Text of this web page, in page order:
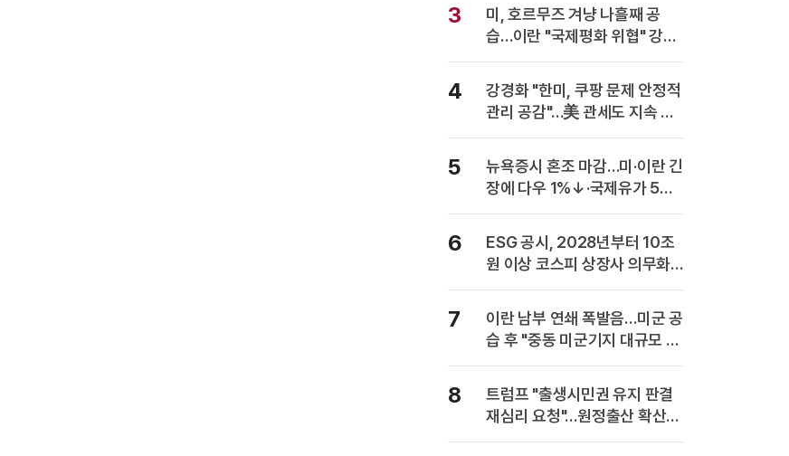
3
미, 호르무즈 겨냥 나흘째 공
습…이란 "국제평화 위협" 강력
반발
4
강경화 "한미, 쿠팡 문제 안정적
관리 공감"…美 관세도 지속 협
의
5
뉴욕증시 혼조 마감…미·이란 긴
장에 다우 1%↓·국제유가 5%
급등
6
ESG 공시, 2028년부터 10조
원 이상 코스피 상장사 의무화…
사업보고서에 담는다
7
이란 남부 연쇄 폭발음…미군 공
습 후 "중동 미군기지 대규모 보
복" 경고
8
트럼프 "출생시민권 유지 판결
재심리 요청"…원정출산 확산
주장